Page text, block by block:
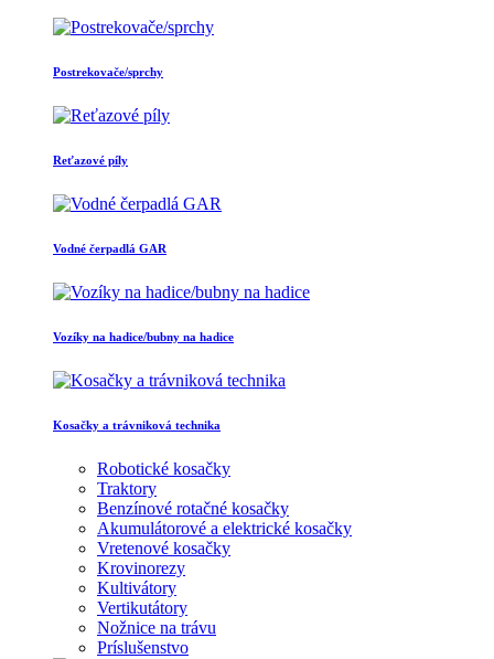
Postrekovače/sprchy
Reťazové píly
Vodné čerpadlá GAR
Vozíky na hadice/bubny na hadice
Kosačky a trávniková technika
Robotické kosačky
Traktory
Benzínové rotačné kosačky
Akumulátorové a elektrické kosačky
Vretenové kosačky
Krovinorezy
Kultivátory
Vertikutátory
Nožnice na trávu
Príslušenstvo